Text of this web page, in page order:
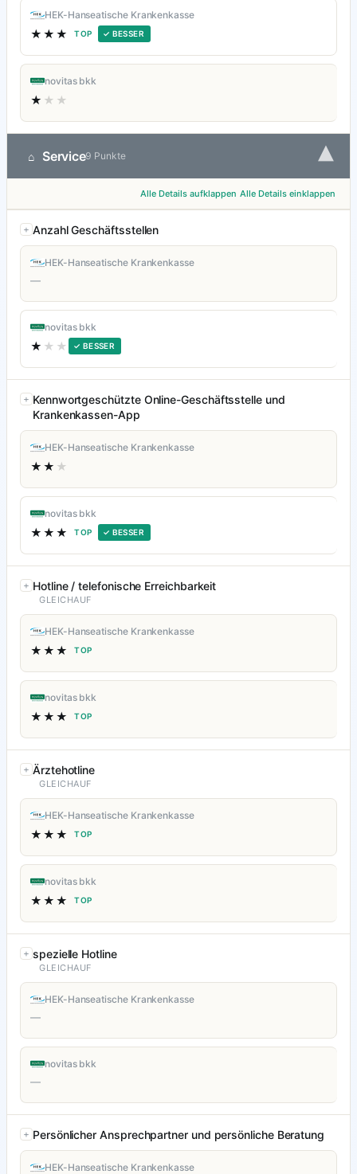
HEK-Hanseatische Krankenkasse
★★★ TOP ✓ BESSER
novitas bkk
★ ★★
⌂ Service9 Punkte ▾
Alle Details aufklappen Alle Details einklappen
Anzahl Geschäftsstellen
HEK-Hanseatische Krankenkasse
—
novitas bkk
★ ★★ ✓ BESSER
Kennwortgeschützte Online-Geschäftsstelle und
Krankenkassen-App
HEK-Hanseatische Krankenkasse
★★ ★
novitas bkk
★★★ TOP ✓ BESSER
Hotline / telefonische Erreichbarkeit
GLEICHAUF
HEK-Hanseatische Krankenkasse
★★★ TOP
novitas bkk
★★★ TOP
Ärztehotline
GLEICHAUF
HEK-Hanseatische Krankenkasse
★★★ TOP
novitas bkk
★★★ TOP
spezielle Hotline
GLEICHAUF
HEK-Hanseatische Krankenkasse
—
novitas bkk
—
Persönlicher Ansprechpartner und persönliche Beratung
HEK-Hanseatische Krankenkasse